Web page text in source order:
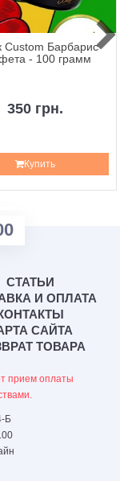
Custom Барбарис
- 100 грамм
350 грн.
Купить
СТАТЬИ
И ОПЛАТА
САЙТА
ТОВАРА
прием оплаты
Б